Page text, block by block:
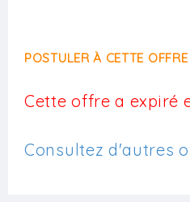
POSTULER À CETTE
Cette offre a expiré
Consultez d'autres